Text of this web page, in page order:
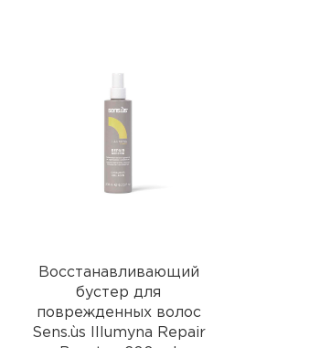
CUTRIN MUOTO биозавивка
SENSUS SMART биозавивка
SHOT MY PERM
Восстанавливающий
бустер для
поврежденных волос
Sens.ùs Illumyna Repair